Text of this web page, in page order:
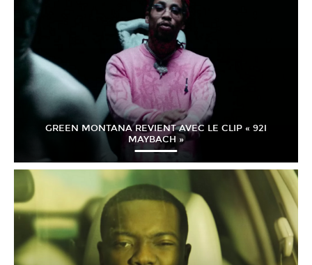
GREEN MONTANA REVIENT AVEC LE CLIP « 92I
MAYBACH »